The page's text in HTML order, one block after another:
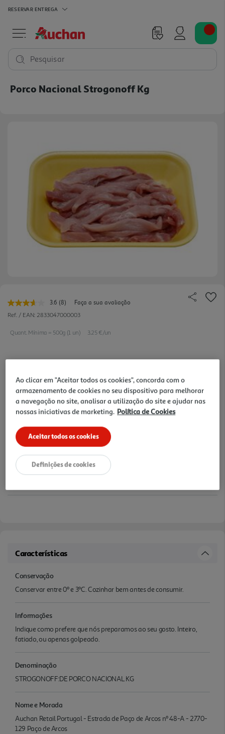
RESERVAR ENTREGA
Pesquisar
Porco Nacional Strogonoff Kg
3.6 Leu
8
Link
para
página.
(8)
Faça a sua avaliação
Ref. / EAN: 2833047000003
Quant. Mínima = 500g (1 un) 3.25 €/un
6,49 €
Notas de preparação
Características
Conservação
Conservar entre 0º e 3ºC. Cozinhar bem antes de consumir.
Informações
Indique como prefere que nós preparamos ao seu gosto. Inteiro,
fatiado, ou apenas golpeado.
Denominação
STROGONOFF:DE PORCO NACIONAL KG
Nome e Morada
Auchan Retail Portugal - Estrada de Paço de Arcos nº 48-A - 2770-
129 Paço de Arcos
Ao clicar em "Aceitar todos os cookies", concorda com o
armazenamento de cookies no seu dispositivo para melhorar
a navegação no site, analisar a utilização do site e ajudar nas
nossas iniciativas de marketing. Política de Cookies
Aceitar todos os cookies
Definições de cookies